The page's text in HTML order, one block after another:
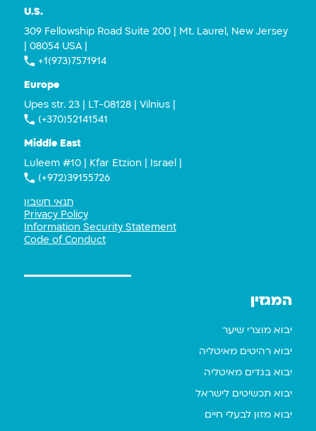
U.S.
309 Fellowship Road Suite 200 | Mt. Laurel, New Jersey
| 08054 USA |
+1(973)7571914
Europe
Upes str. 23 | LT-08128 | Vilnius |
(+370)52141541
Middle East
Luleem #10 | Kfar Etzion | Israel |
(+972)39155726
תנאי חשבון
Privacy Policy
Information Security Statement
Code of Conduct
המגזין
יבוא מוצרי שיער
יבוא רהיטים מאיטליה
יבוא בגדים מאיטליה
יבוא תכשיטים לישראל
יבוא מזון לבעלי חיים